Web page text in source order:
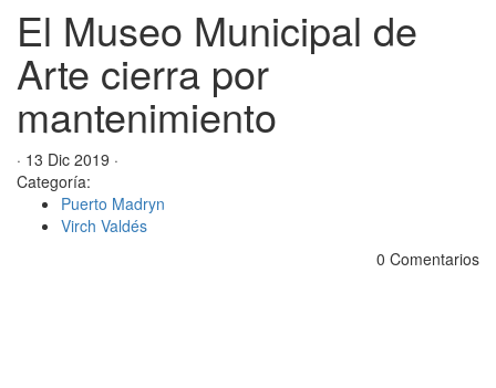
El Museo Municipal de
Arte cierra por
mantenimiento
· 13 Dic 2019 ·
Categoría:
Puerto Madryn
Virch Valdés
0 Comentarios